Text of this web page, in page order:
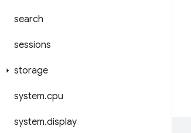
search
sessions
storage
system.cpu
system.display